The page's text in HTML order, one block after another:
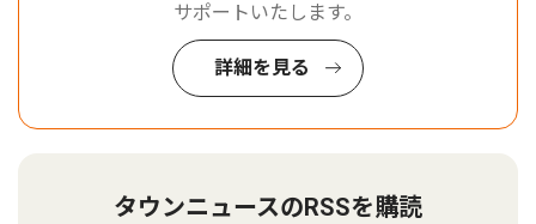
サポートいたします。
詳細を見る
タウンニュースのRSSを購読